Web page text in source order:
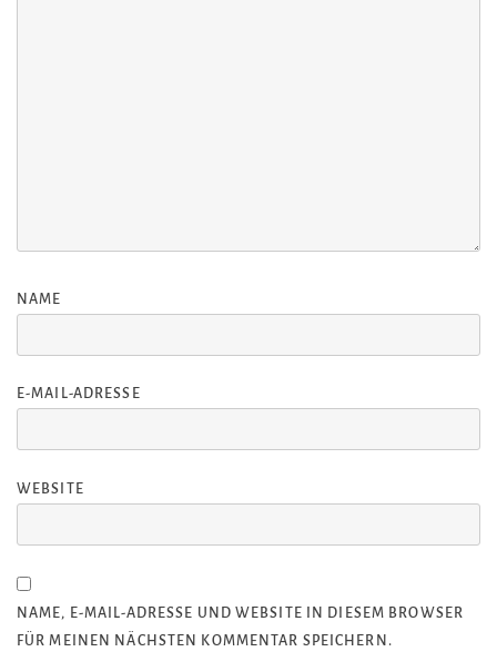
NAME
E-MAIL-ADRESSE
WEBSITE
NAME, E-MAIL-ADRESSE UND WEBSITE IN DIESEM BROWSER
FÜR MEINEN NÄCHSTEN KOMMENTAR SPEICHERN.